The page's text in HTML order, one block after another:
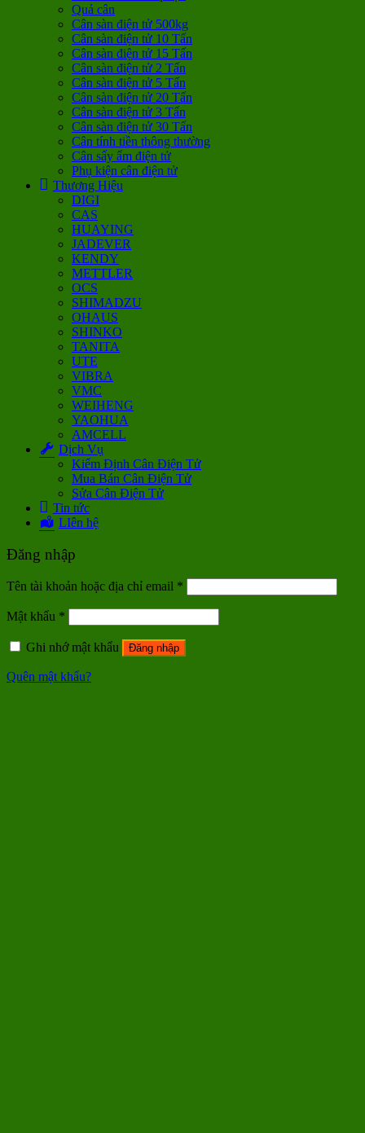
Quả cân
Cân sàn điện tử 500kg
Cân sàn điện tử 10 Tấn
Cân sàn điện tử 15 Tấn
Cân sàn điện tử 2 Tấn
Cân sàn điện tử 5 Tấn
Cân sàn điện tử 20 Tấn
Cân sàn điện tử 3 Tấn
Cân sàn điện tử 30 Tấn
Cân tính tiền thông thường
Cân sấy ẩm điện tử
Phụ kiện cân điện tử
Thương Hiệu
DIGI
CAS
HUAYING
JADEVER
KENDY
METTLER
OCS
SHIMADZU
OHAUS
SHINKO
TANITA
UTE
VIBRA
VMC
WEIHENG
YAOHUA
AMCELL
Dịch Vụ
Kiểm Định Cân Điện Tử
Mua Bán Cân Điện Tử
Sửa Cân Điện Tử
Tin tức
LIên hệ
Đăng nhập
Tên tài khoản hoặc địa chỉ email *
Mật khẩu *
Ghi nhớ mật khẩu Đăng nhập
Quên mật khẩu?